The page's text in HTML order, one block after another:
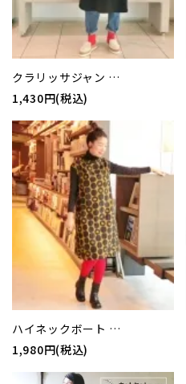
クラリッサジャン …
1,430円(税込)
ハイネックボート …
1,980円(税込)